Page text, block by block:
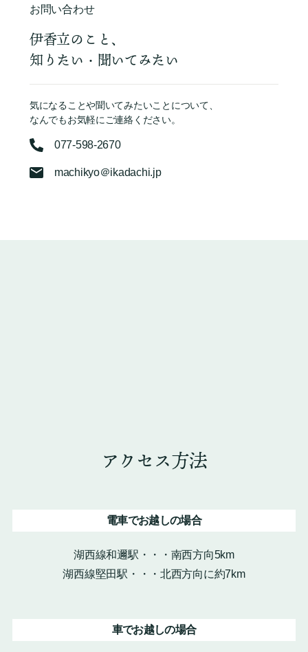
お問い合わせ
伊香立のこと、
知りたい・聞いてみたい
気になることや聞いてみたいことについて、
なんでもお気軽にご連絡ください。
077-598-2670
machikyo＠ikadachi.jp
アクセス方法
電車でお越しの場合
湖西線和邇駅・・・南西方向5km
湖西線堅田駅・・・北西方向に約7km
車でお越しの場合